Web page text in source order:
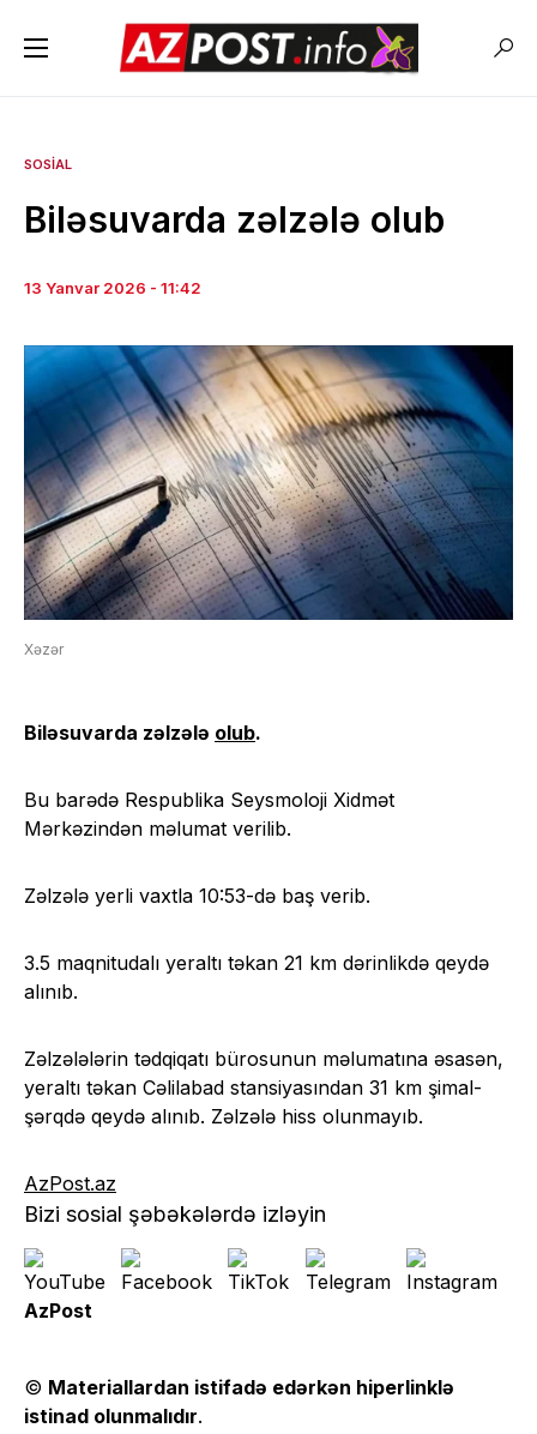
SOSIAL
Biləsuvarda zəlzələ olub
13 Yanvar 2026 - 11:42
Xəzər
Biləsuvarda zəlzələ olub.
Bu barədə Respublika Seysmoloji Xidmət
Mərkəzindən məlumat verilib.
Zəlzələ yerli vaxtla 10:53-də baş verib.
3.5 maqnitudalı yeraltı təkan 21 km dərinlikdə qeydə
alınıb.
Zəlzələlərin tədqiqatı bürosunun məlumatına əsasən,
yeraltı təkan Cəlilabad stansiyasından 31 km şimal-
şərqdə qeydə alınıb. Zəlzələ hiss olunmayıb.
AzPost.az
Bizi sosial şəbəkələrdə izləyin
AzPost
© Materiallardan istifadə edərkən hiperlinklə
istinad olunmalıdır.